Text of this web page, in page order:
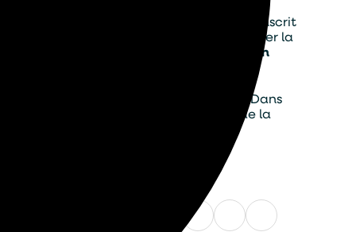
vivant. Sa gestion responsable s’inscrit
le mouvement de l’eau, encourager la
la vitalité des zones humides.
Un bassin
participe à un cycle perpétuellement
plus sain, pérenne et harmonieux. Dans
de renouer avec les rythmes vivants de la
WhatsApp
E-